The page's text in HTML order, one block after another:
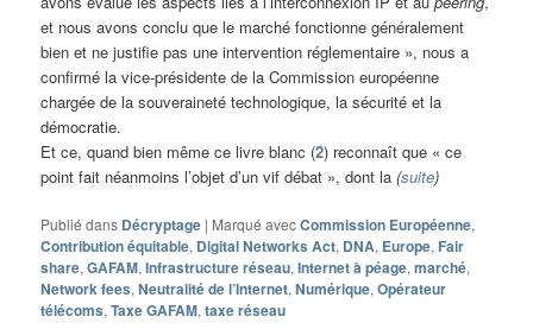
et nous avons conclu que le marché fonctionne généralement
bien et ne justifie pas une intervention réglementaire », nous a
confirmé la vice-présidente de la Commission européenne
chargée de la souveraineté technologique, la sécurité et la
démocratie.
Et ce, quand bien même ce livre blanc (2) reconnaît que « ce
point fait néanmoins l’objet d’un vif débat », dont la(suite)
Publié dans Décryptage | Marqué avecCommission Européenne,
Contribution équitable, Digital Networks Act, DNA, Europe, Fair
share,GAFAM,Infrastructure réseau,Internet à péage,marché,
Network fees,Neutralité de l’Internet,Numérique,Opérateur
télécoms,Taxe GAFAM,taxe réseau